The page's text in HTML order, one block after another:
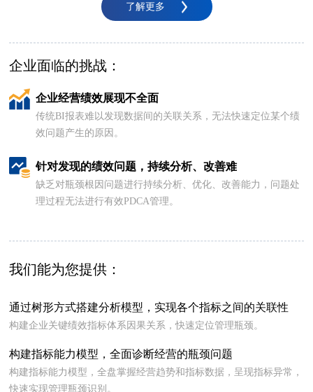
了解更多
企业面临的挑战：
企业经营绩效展现不全面
传统BI报表难以发现数据间的关联关系，无法快速定位某个绩
效问题产生的原因。
针对发现的绩效问题，持续分析、改善难
缺乏对瓶颈根因问题进行持续分析、优化、改善能力，问题处
理过程无法进行有效PDCA管理。
我们能为您提供：
通过树形方式搭建分析模型，实现各个指标之间的关联性
构建企业关键绩效指标体系因果关系，快速定位管理瓶颈。
构建指标能力模型，全面诊断经营的瓶颈问题
构建指标能力模型，全盘掌握经营趋势和指标数据，呈现指标异常，
快速实现管理瓶颈识别。